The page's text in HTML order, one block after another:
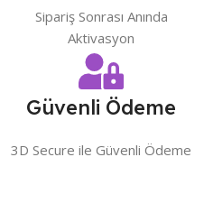
Sipariş Sonrası Anında
Aktivasyon
Güvenli Ödeme
3D Secure ile Güvenli Ödeme